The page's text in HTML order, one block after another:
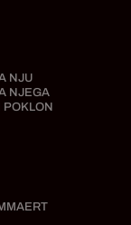
NJU
NJEGA